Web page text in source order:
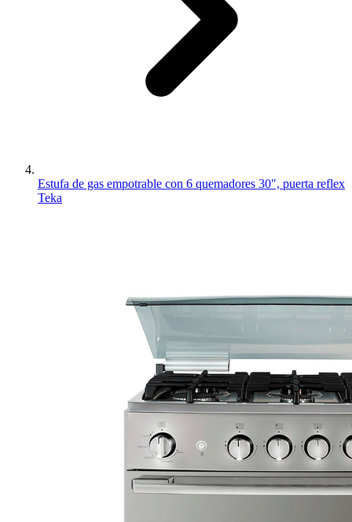
Estufa de gas empotrable con 6 quemadores 30", puerta reflex
Teka